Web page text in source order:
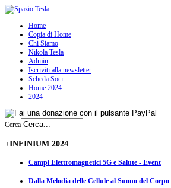
Home
Copia di Home
Chi Siamo
Nikola Tesla
Admin
Iscriviti alla newsletter
Scheda Soci
Home 2024
2024
Cerca
+INFINIUM 2024
Campi Elettromagnetici 5G e Salute - Event
Dalla Melodia delle Cellule al Suono del